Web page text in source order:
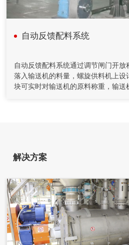
以该信号参与流量调节控制并进行
量精度高，重复性好，控制稳定等
2020年04月26日
充填机通过螺旋给料机和计量装置
机的转速来控制下料量。水管上装
自动反馈配料系统
自动反馈配料系统通过调节闸门开放
落入输送机的料量，螺旋供料机上设
块可实时对输送机的原料称重，输送
解决方案